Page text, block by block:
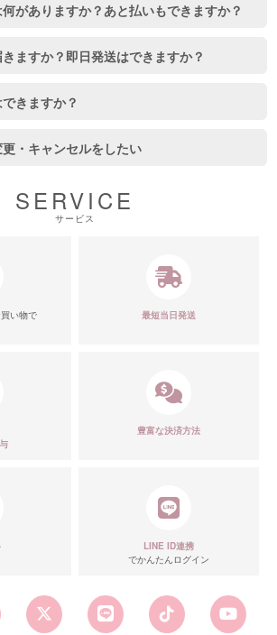
がありますか？あと払いもできますか？
ますか？即日発送はできますか？
きますか？
・キャンセルをしたい
SERVICE
サービス
い物で
最短当日発送
豊富な決済方法
LINE ID連携
でかんたんログイン